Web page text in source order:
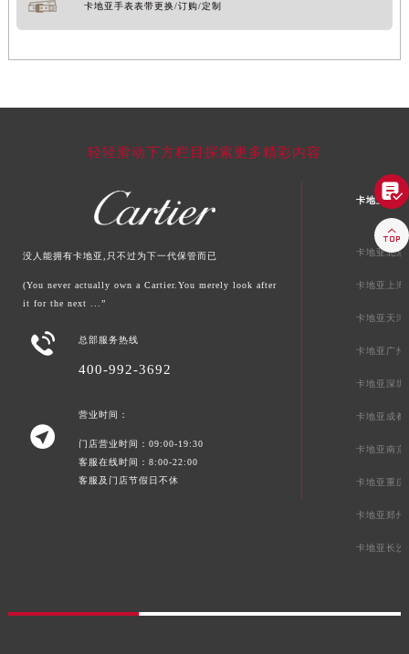
卡地亚手表表带更换/订购/定制
轻轻滑动下方栏目探索更多精彩内容
没人能拥有卡地亚,只不过为下一代保管而已
(You never actually own a Cartier.You merely look after
it for the next ...”
 总部服务热线
400-992-3692

营业时间：
门店营业时间：09:00-19:30
客服在线时间：8:00-22:00
客服及门店节假日不休
卡地亚中国
卡地亚北京
卡地亚上海
卡地亚天津
卡地亚广州
卡地亚深圳
卡地亚成都
卡地亚南京
卡地亚重庆
卡地亚郑州
卡地亚长沙

